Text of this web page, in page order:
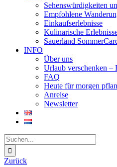
Sehenswürdigkeiten
Empfohlene
Einkaufserlebnisse
Kulinarische
Sauerland
INFO
Über uns
Urlaub verschenken –
FAQ
Heute für morgen
Anreise
Newsletter
Suche
nach:
Zurück